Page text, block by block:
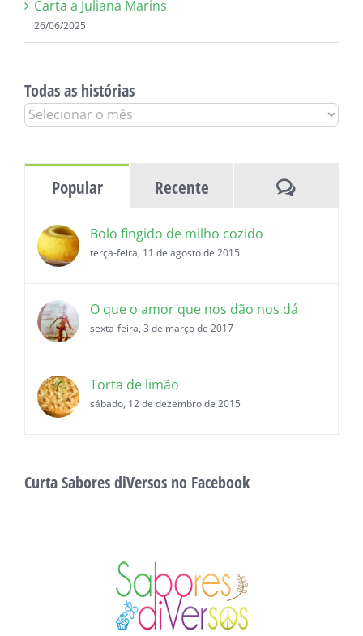
Carta a Juliana Marins
26/06/2025
Todas as histórias
Todas
Popular Recente
Bolo fingido de milho cozido
terça-feira, 11 de agosto de 2015
O que o amor que nos dão nos dá
sexta-feira, 3 de março de 2017
Torta de limão
sábado, 12 de dezembro de 2015
Curta Sabores diVersos no Facebook